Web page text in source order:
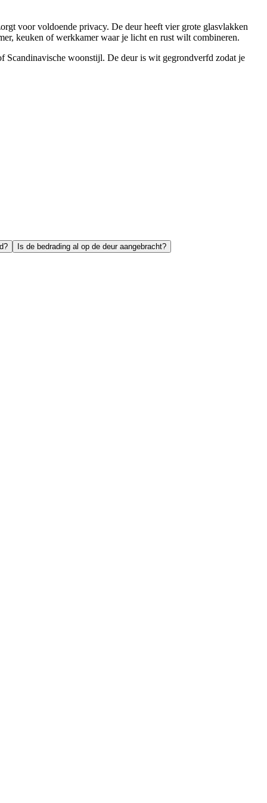
voor voldoende privacy. De deur heeft vier grote glasvlakken
keuken of werkkamer waar je licht en rust wilt combineren.
Scandinavische woonstijl. De deur is wit gegrondverfd zodat je
Is de bedrading al op de deur aangebracht?